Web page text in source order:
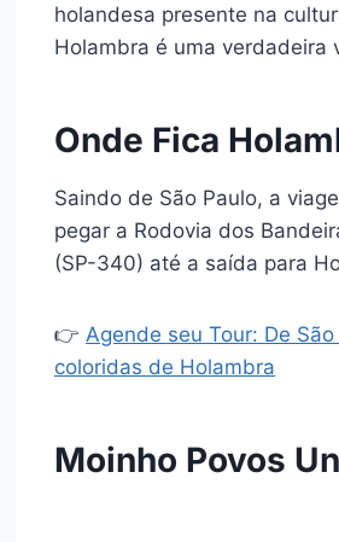
holandesa presente na
Holambra é uma verdadeira
Onde Fica
Saindo de São Paulo, a
pegar a Rodovia dos
(SP-340) até a saída para
👉 Agende seu Tour: De
coloridas de Holambra
Moinho Povos